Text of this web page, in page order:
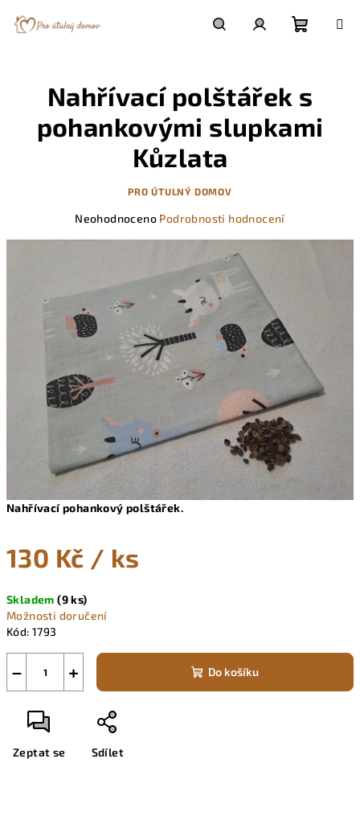
košík
Nahřívací pohankový polštářek.
130 Kč / ks
cena:
Skladem(9 ks)
Možnosti doručení
Kód: 1793
+
− Do košíku
Zeptat se Sdílet
Nahřívací polštářek s
pohankovými slupkami
Kůzlata
PRO ÚTULNÝ DOMOV
Průměrné
z
5
hvězdiček.
Neohodnoceno Podrobnosti hodnocení